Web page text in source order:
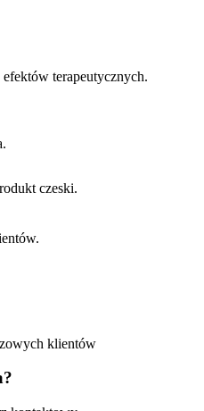
terapeutycznych.
czeski.
klientów